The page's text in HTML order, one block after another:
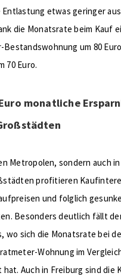
etwas geringer
die Monatsrate beim Kauf
um 80
70 Euro.
monatliche
Metropolen, sondern auch
profitieren
und folglich
Besonders deutlich fällt
wo sich die Monatsrate bei
Wohnung im
hat. Auch in Freiburg sind die